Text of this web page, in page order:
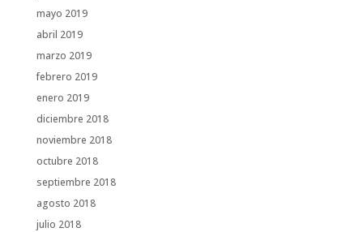
mayo 2019
abril 2019
marzo 2019
febrero 2019
enero 2019
diciembre 2018
noviembre 2018
octubre 2018
septiembre 2018
agosto 2018
julio 2018